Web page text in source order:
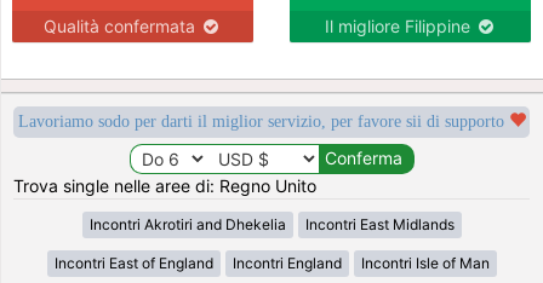
Qualità confermata Il migliore Filippine
Lavoriamo sodo per darti il miglior servizio, per favore sii di supporto
Trova single nelle aree di: Regno Unito
Incontri Akrotiri and Dhekelia Incontri East Midlands
Incontri East of England Incontri England Incontri Isle of Man